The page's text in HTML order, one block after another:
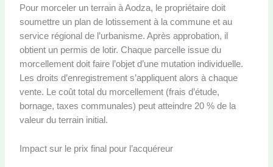
Pour morceler un terrain à Aodza, le propriétaire doit
soumettre un plan de lotissement à la commune et au
service régional de l’urbanisme. Après approbation, il
obtient un permis de lotir. Chaque parcelle issue du
morcellement doit faire l’objet d’une mutation individuelle.
Les droits d’enregistrement s’appliquent alors à chaque
vente. Le coût total du morcellement (frais d’étude,
bornage, taxes communales) peut atteindre 20 % de la
valeur du terrain initial.
Impact sur le prix final pour l’acquéreur